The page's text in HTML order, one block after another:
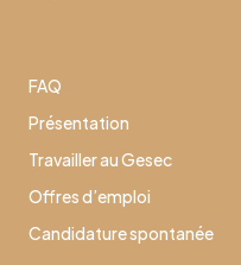
FAQ
Présentation
Travailler au Gesec
Offres d’emploi
Candidature spontanée